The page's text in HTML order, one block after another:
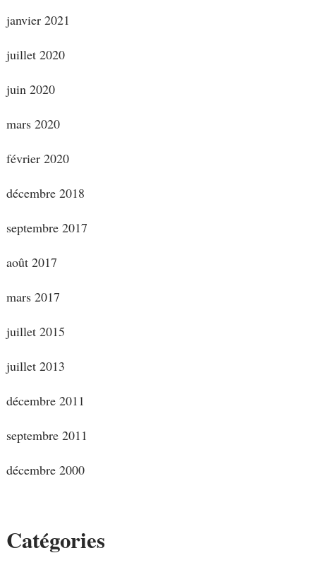
janvier 2021
juillet 2020
juin 2020
mars 2020
février 2020
décembre 2018
septembre 2017
août 2017
mars 2017
juillet 2015
juillet 2013
décembre 2011
septembre 2011
décembre 2000
Catégories